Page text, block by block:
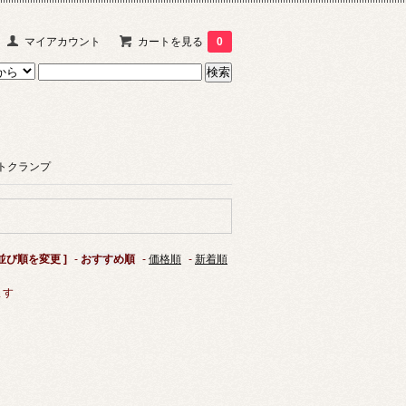
マイアカウント カートを見る 0
ンプ
び順を変更 ] - おすすめ順 - 価格順 - 新着順
す